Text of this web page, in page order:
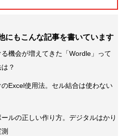
にもこんな記事を書いています
機会が増えてきた「Wordle」って
？
Excel使用法。セル結合は使わない
ルの正しい作り方。デジタルはかり